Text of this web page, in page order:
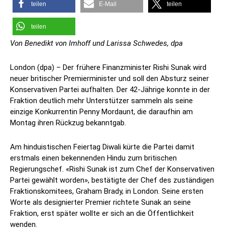
teilen E-Mail teilen
teilen
Von Benedikt von Imhoff und Larissa Schwedes, dpa
London (dpa) – Der frühere Finanzminister Rishi Sunak wird
neuer britischer Premierminister und soll den Absturz seiner
Konservativen Partei aufhalten. Der 42-Jährige konnte in der
Fraktion deutlich mehr Unterstützer sammeln als seine
einzige Konkurrentin Penny Mordaunt, die daraufhin am
Montag ihren Rückzug bekanntgab.
Am hinduistischen Feiertag Diwali kürte die Partei damit
erstmals einen bekennenden Hindu zum britischen
Regierungschef. «Rishi Sunak ist zum Chef der Konservativen
Partei gewählt worden», bestätigte der Chef des zuständigen
Fraktionskomitees, Graham Brady, in London. Seine ersten
Worte als designierter Premier richtete Sunak an seine
Fraktion, erst später wollte er sich an die Öffentlichkeit
wenden.